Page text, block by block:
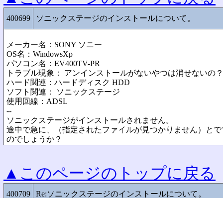
400699 ソニックステージのインストールについて。
メーカー名：SONY ソニー
OS名：WindowsXp
パソコン名：EV400TV-PR
トラブル現象： アンインストールがないやつは消せないの？
ハード関連：ハードディスク HDD
ソフト関連： ソニックステージ
使用回線：ADSL
--
ソニックステージがインストールされません。
途中で急に、（指定されたファイルが見つかりません）と
のでしょうか？
▲このページのトップに戻る
400709 Re:ソニックステージのインストールについて。